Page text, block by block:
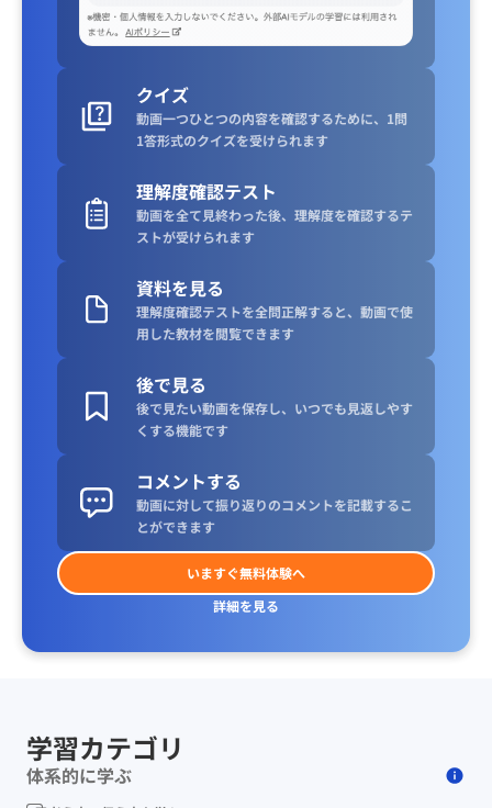
クイズ
動画一つひとつの内容を確認するために、1問
1答形式のクイズを受けられます
理解度確認テスト
動画を全て見終わった後、理解度を確認するテ
ストが受けられます
資料を見る
理解度確認テストを全問正解すると、動画で使
用した教材を閲覧できます
後で見る
後で見たい動画を保存し、いつでも見返しやす
くする機能です
コメントする
動画に対して振り返りのコメントを記載するこ
とができます
いますぐ無料体験へ
詳細を見る
学習カテゴリ
体系的に学ぶ